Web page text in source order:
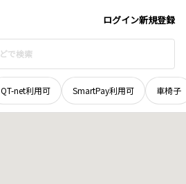
ログイン新規登録
QT-net利用可 SmartPay利用可 車椅子